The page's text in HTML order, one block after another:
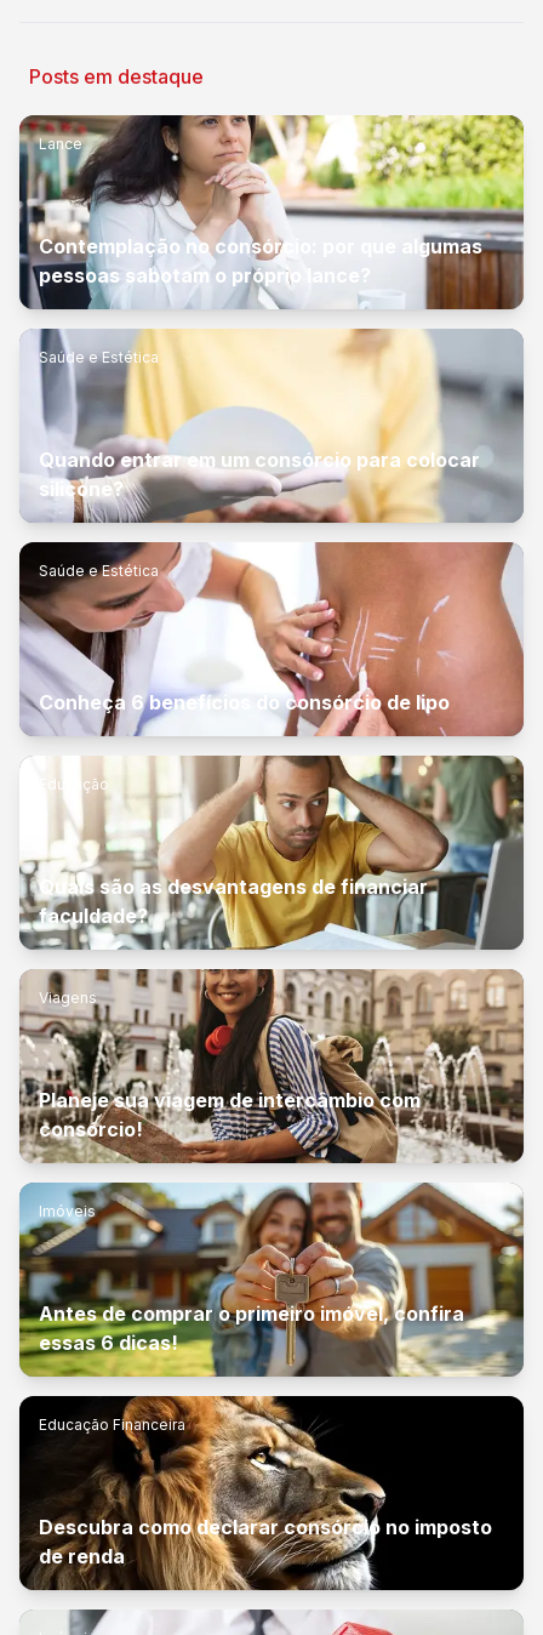
Posts em destaque
Lance
Contemplação no consórcio: por que algumas
pessoas sabotam o próprio lance?
Saúde e Estética
Quando entrar em um consórcio para colocar
silicone?
Saúde e Estética
Conheça 6 benefícios do consórcio de lipo
Educação
Quais são as desvantagens de financiar
faculdade?
Viagens
Planeje sua viagem de intercâmbio com
consórcio!
Imóveis
Antes de comprar o primeiro imóvel, confira
essas 6 dicas!
Educação Financeira
Descubra como declarar consórcio no imposto
de renda